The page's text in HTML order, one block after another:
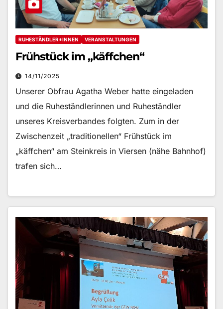
RUHESTÄNDLER*INNEN VERANSTALTUNGEN
Frühstück im „käffchen“
14/11/2025
Unserer Obfrau Agatha Weber hatte eingeladen
und die Ruheständlerinnen und Ruheständler
unseres Kreisverbandes folgten. Zum in der
Zwischenzeit „traditionellen“ Frühstück im
„käffchen“ am Steinkreis in Viersen (nähe Bahnhof)
trafen sich…